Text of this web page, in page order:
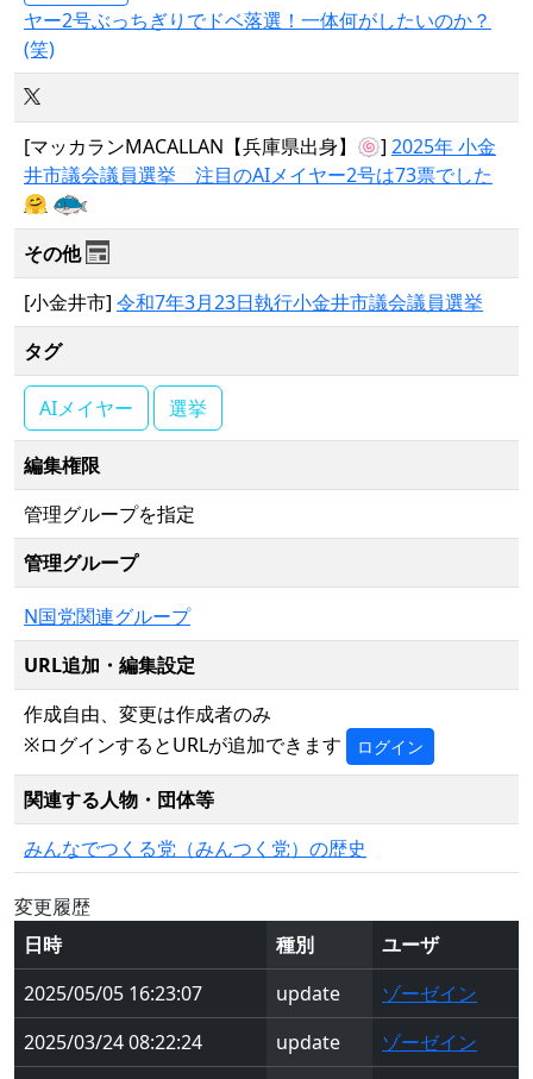
ヤー2号ぶっちぎりでドベ落選！一体何がしたいのか？
(笑)
[マッカランMACALLAN【兵庫県出身】🍥] 2025年 小金
井市議会議員選挙 注目のAIメイヤー2号は73票でした
🤗
その他
[小金井市] 令和7年3月23日執行小金井市議会議員選挙
タグ
AIメイヤー 選挙
編集権限
管理グループを指定
管理グループ
N国党関連グループ
URL追加・編集設定
作成自由、変更は作成者のみ
※ログインするとURLが追加できます
ログイン
関連する人物・団体等
みんなでつくる党（みんつく党）の歴史
変更履歴
日時
種別
ユーザ
2025/05/05 16:23:07
update
ゾーゼイン
2025/03/24 08:22:24
update
ゾーゼイン